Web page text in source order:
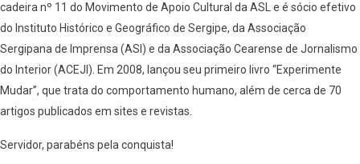
cadeira nº 11 do Movimento de Apoio Cultural da ASL e é sócio efetivo
do Instituto Histórico e Geográfico de Sergipe, da Associação
Sergipana de Imprensa (ASI) e da Associação Cearense de Jornalismo
do Interior (ACEJI). Em 2008, lançou seu primeiro livro “Experimente
Mudar”, que trata do comportamento humano, além de cerca de 70
artigos publicados em sites e revistas.
Servidor, parabéns pela conquista!